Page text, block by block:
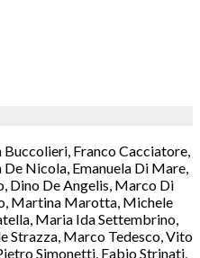
Franco Cacciatore,
Nicola, Emanuela Di Mare,
Dino De Angelis, Marco Di
Martina Marotta, Michele
Maria Ida Settembrino,
Strazza, Marco Tedesco, Vito
Simonetti, Fabio Strinati,